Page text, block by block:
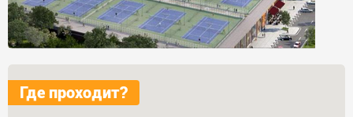
Где проходит?